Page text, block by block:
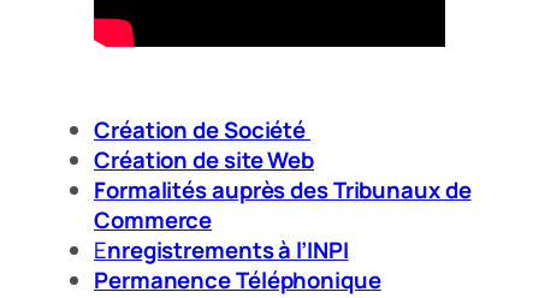
Création de Société
Création de site Web
Formalités auprès des Tribunaux de
Commerce
Enregistrements à l’INPI
Permanence Téléphonique